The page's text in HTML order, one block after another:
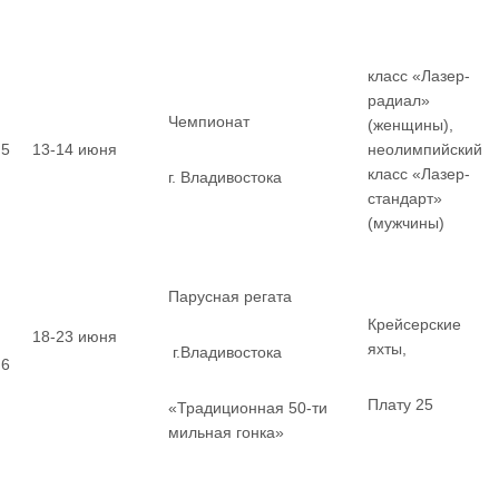
5 13-14 июня
Чемпионат
г. Владивостока
класс «Лазер-
радиал»
(женщины),
неолимпийский
класс «Лазер-
стандарт»
(мужчины)
6
18-23 июня
Парусная регата
г.Владивостока
«Традиционная 50-ти
мильная гонка»
Крейсерские
яхты,
Плату 25